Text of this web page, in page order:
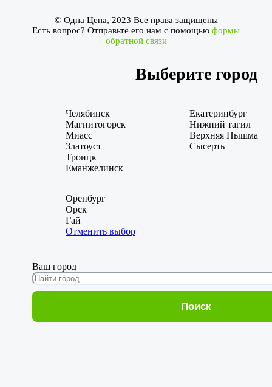
© Одна Цена, 2023 Все права защищены
Есть вопрос? Отправьте его нам с помощью формы
обратной связи
Выберите город
Челябинск
Магнитогорск
Миасс
Златоуст
Троицк
Еманжелинск
Екатеринбург
Нижний тагил
Верхняя Пышма
Сысерть
Оренбург
Орск
Гай
Отменить выбор
Ваш город
Поиск